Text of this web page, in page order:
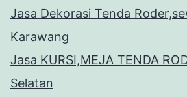
Jasa Dekorasi Tenda
Karawang
Jasa KURSI,MEJA TENDA
Selatan